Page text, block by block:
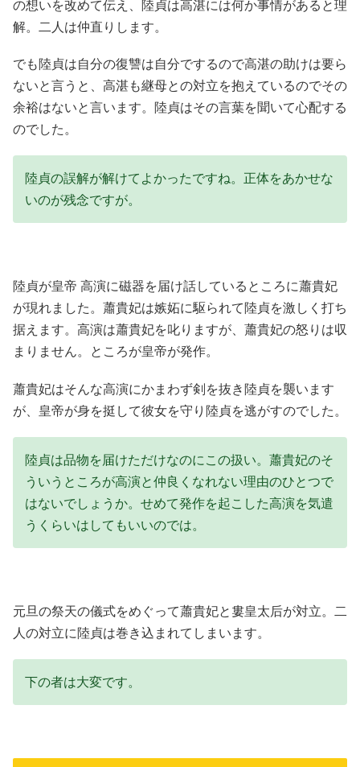
の想いを改めて伝え、陸貞は高湛には何か事情があると理
解。二人は仲直りします。
でも陸貞は自分の復讐は自分でするので高湛の助けは要ら
ないと言うと、高湛も継母との対立を抱えているのでその
余裕はないと言います。陸貞はその言葉を聞いて心配する
のでした。
陸貞の誤解が解けてよかったですね。正体をあかせな
いのが残念ですが。
陸貞が皇帝 高演に磁器を届け話しているところに蕭貴妃
が現れました。蕭貴妃は嫉妬に駆られて陸貞を激しく打ち
据えます。高演は蕭貴妃を叱りますが、蕭貴妃の怒りは収
まりません。ところが皇帝が発作。
蕭貴妃はそんな高演にかまわず剣を抜き陸貞を襲います
が、皇帝が身を挺して彼女を守り陸貞を逃がすのでした。
陸貞は品物を届けただけなのにこの扱い。蕭貴妃のそ
ういうところが高演と仲良くなれない理由のひとつで
はないでしょうか。せめて発作を起こした高演を気遣
うくらいはしてもいいのでは。
元旦の祭天の儀式をめぐって蕭貴妃と婁皇太后が対立。二
人の対立に陸貞は巻き込まれてしまいます。
下の者は大変です。